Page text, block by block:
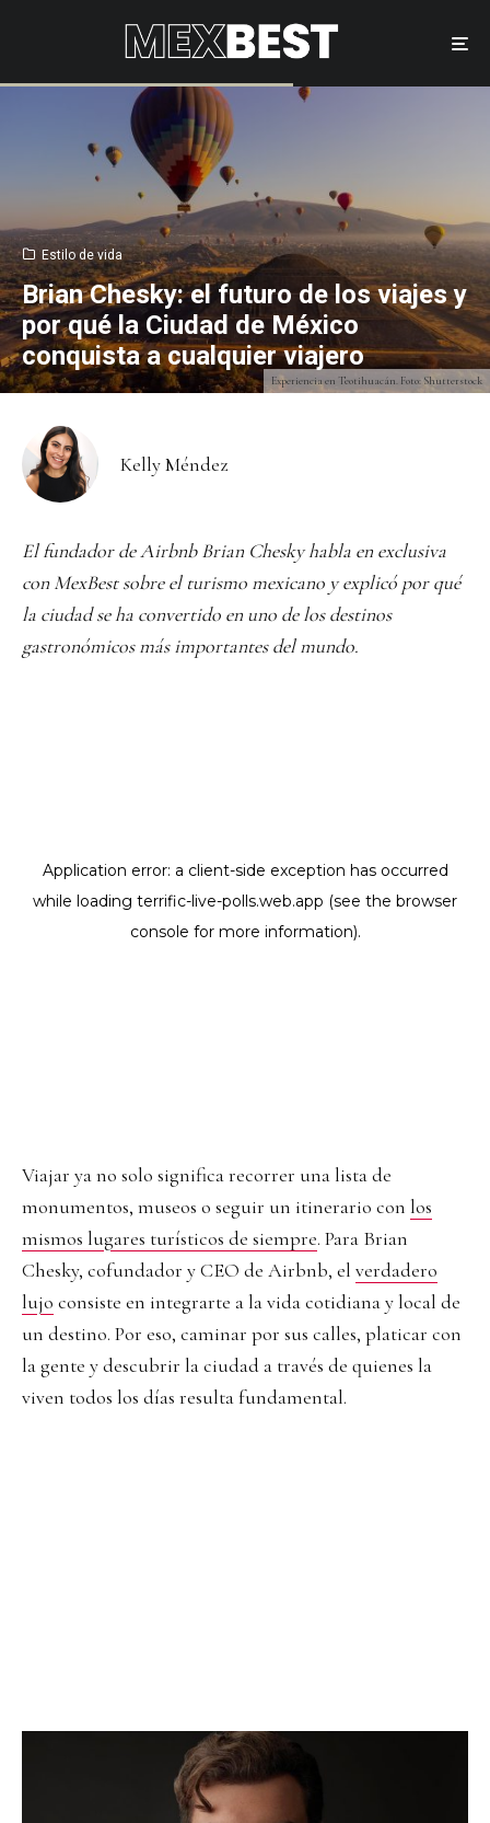
Experiencia en Teotihuacán. Foto: Shutterstock
Estilo de vida
Brian Chesky: el futuro de los viajes y
por qué la Ciudad de México
conquista a cualquier viajero
Kelly Méndez
El fundador de Airbnb Brian Chesky habla en exclusiva
con MexBest sobre el turismo mexicano y explicó por qué
la ciudad se ha convertido en uno de los destinos
gastronómicos más importantes del mundo.
Viajar ya no solo significa recorrer una lista de
monumentos, museos o seguir un itinerario con los
mismos lugares turísticos de siempre. Para Brian
Chesky, cofundador y CEO de Airbnb, el verdadero
lujo consiste en integrarte a la vida cotidiana y local de
un destino. Por eso, caminar por sus calles, platicar con
la gente y descubrir la ciudad a través de quienes la
viven todos los días resulta fundamental.